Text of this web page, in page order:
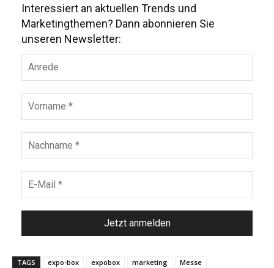
Interessiert an aktuellen Trends und
Marketingthemen? Dann abonnieren Sie
unseren Newsletter:
TAGS expo-box expobox marketing Messe